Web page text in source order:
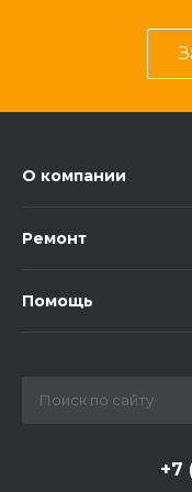
О компании
Ремонт
Помощь
+7